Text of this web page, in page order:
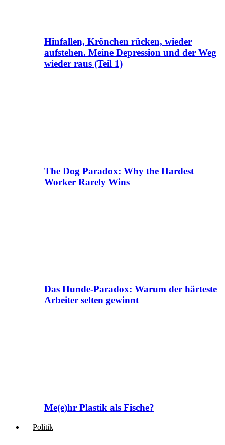
Hinfallen, Krönchen rücken, wieder
aufstehen. Meine Depression und der Weg
wieder raus (Teil 1)
The Dog Paradox: Why the Hardest
Worker Rarely Wins
Das Hunde-Paradox: Warum der härteste
Arbeiter selten gewinnt
Me(e)hr Plastik als Fische?
Politik